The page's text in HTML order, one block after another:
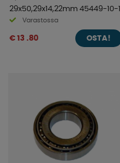
29x50,29x14,22mm 45449-10-1
Varastossa
€ 13 .80 OSTA!